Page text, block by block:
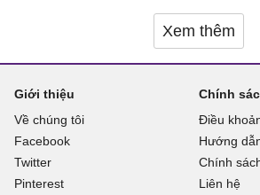
Xem thêm
Giới thiệu
Về chúng tôi
Facebook
Twitter
Pinterest
Chính
Điều
Hướng
Chính
Liên hệ